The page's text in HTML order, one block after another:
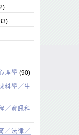
理學 (90)
科學／生
／資訊科
／法律／